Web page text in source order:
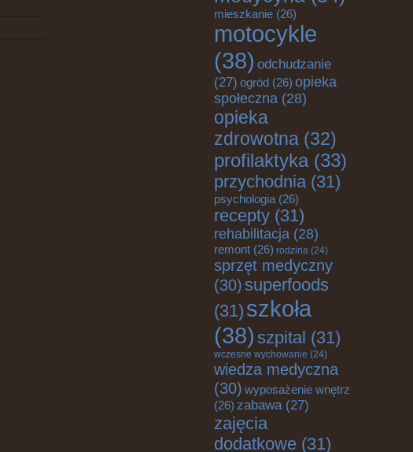
mieszkanie (26)
motocykle
(38) odchudzanie
(27) ogród (26) opieka
społeczna (28)
opieka
zdrowotna (32)
profilaktyka(33)
przychodnia(31)
psychologia (26)
recepty (31)
rehabilitacja (28)
remont (26) rodzina (24)
sprzęt medyczny
(30)superfoods
(31) szkoła
(38) szpital (31)
wczesne wychowanie (24)
wiedza medyczna
(30) wyposażenie wnętrz
(26) zabawa(27)
zajęcia
dodatkowe (31)